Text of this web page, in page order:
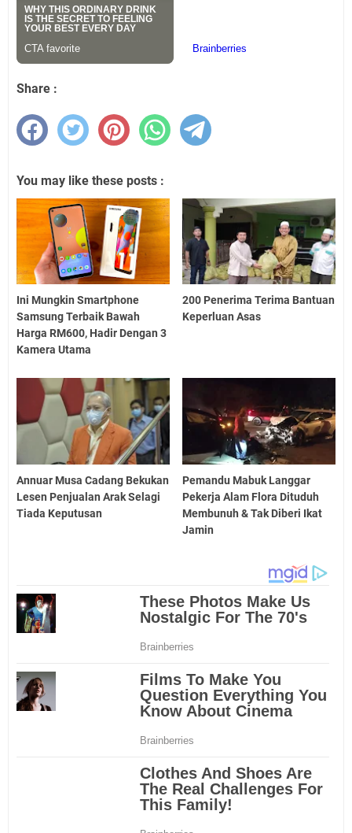
Share :
You may like these posts :
Ini Mungkin Smartphone
Samsung Terbaik Bawah
Harga RM600, Hadir Dengan 3
Kamera Utama
200 Penerima Terima Bantuan
Keperluan Asas
Annuar Musa Cadang Bekukan
Lesen Penjualan Arak Selagi
Tiada Keputusan
Pemandu Mabuk Langgar
Pekerja Alam Flora Dituduh
Membunuh & Tak Diberi Ikat
Jamin